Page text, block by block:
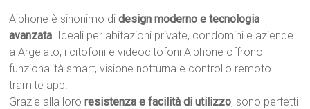
Aiphone è sinonimo didesign moderno e tecnologia
avanzata. Ideali per abitazioni private, condomini e aziende
a Argelato, i citofoni e videocitofoni Aiphone offrono
funzionalità smart, visione notturna e controllo remoto
tramite app.
Grazie alla lororesistenza e facilità di utilizzo, sono perfetti